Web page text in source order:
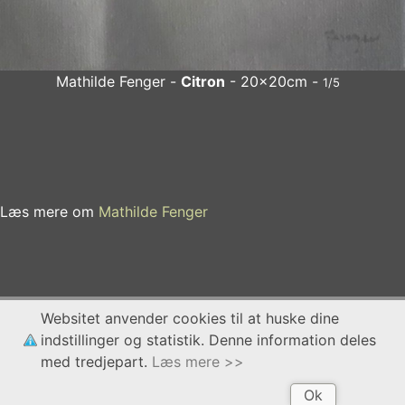
Mathilde Fenger - Citron - 20x20cm - 1/5
Læs mere om Mathilde Fenger
Ok
Websitet anvender cookies til at huske dine
indstillinger og statistik. Denne information deles
med tredjepart. Læs mere >>